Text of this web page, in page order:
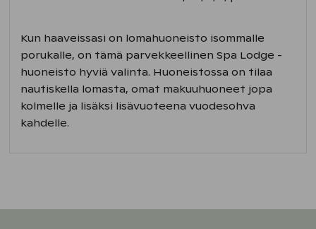
Kun haaveissasi on lomahuoneisto isommalle
porukalle, on tämä parvekkeellinen Spa Lodge -
huoneisto hyviä valinta. Huoneistossa on tilaa
nautiskella lomasta, omat makuuhuoneet jopa
kolmelle ja lisäksi lisävuoteena vuodesohva
kahdelle.